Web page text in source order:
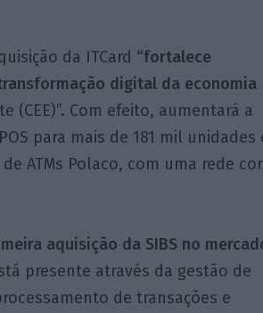
da ITCard “fortalece
digital da economia
(CEE)”. Com efeito, aumentará a
para mais de 181 mil unidades
ATMs Polaco, com uma rede
aquisição da SIBS no
presente através da gestão de
de transações e